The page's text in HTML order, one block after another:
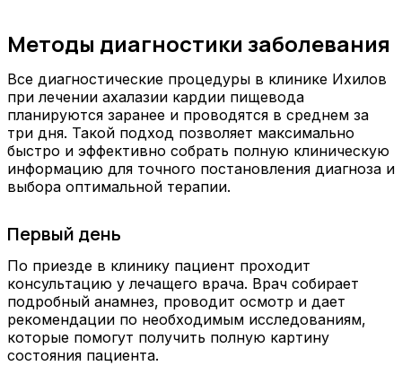
Методы диагностики заболевания
Все диагностические процедуры в клинике Ихилов
при лечении ахалазии кардии пищевода
планируются заранее и проводятся в среднем за
три дня. Такой подход позволяет максимально
быстро и эффективно собрать полную клиническую
информацию для точного постановления диагноза и
выбора оптимальной терапии.
Первый день
По приезде в клинику пациент проходит
консультацию у лечащего врача. Врач собирает
подробный анамнез, проводит осмотр и дает
рекомендации по необходимым исследованиям,
которые помогут получить полную картину
состояния пациента.